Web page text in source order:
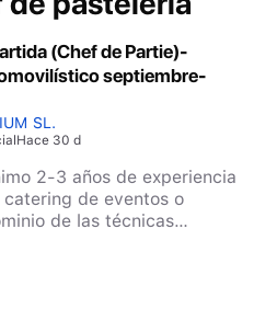
(Chef de Partie)-
septiembre-
SL.
Hace 30 d
2-3 años de experiencia
de eventos o
estándares de calidad. ?
personal junior. ?